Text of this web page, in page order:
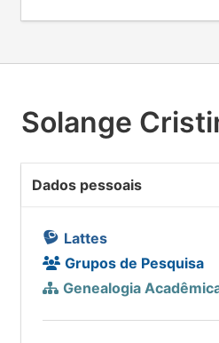
Solange
Dados pessoais
Lattes
Grupos de Pesquisa
Genealogia